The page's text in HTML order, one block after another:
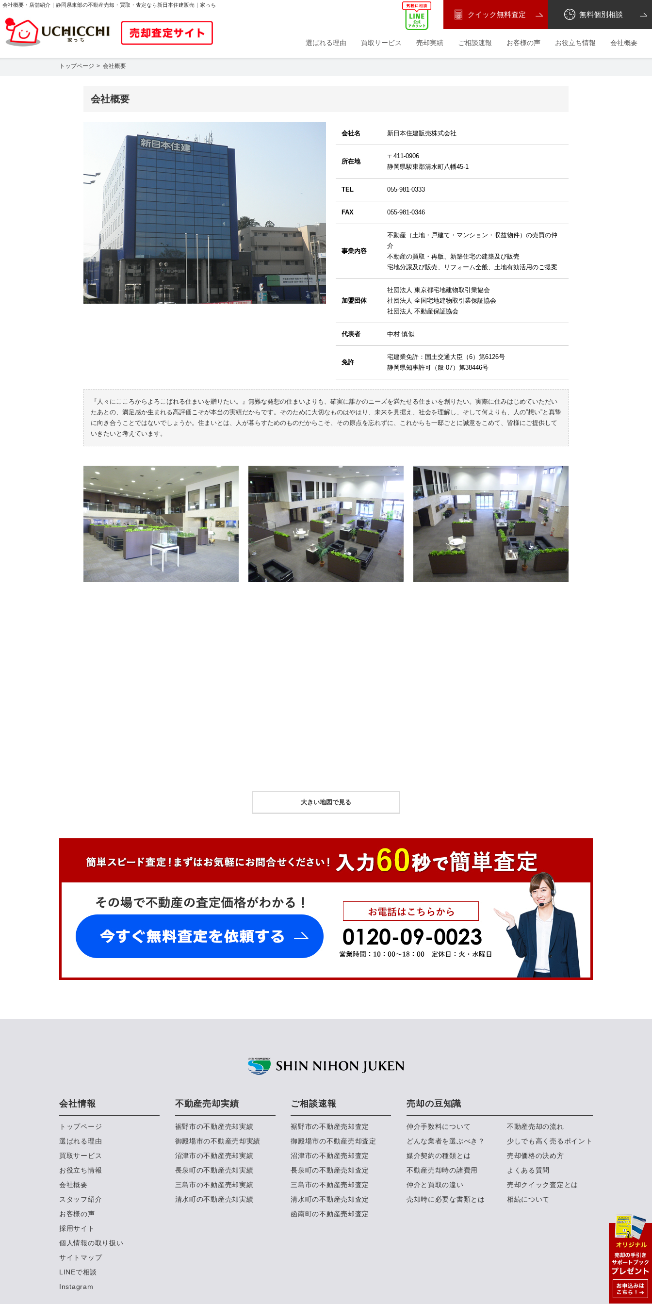
会社概要・店舗紹介｜静岡県東部の不動産売却・買取・査定なら新日本住建販売｜家っち
クイック無料査定 無料個別相談
選ばれる理由 買取サービス 売却実績 ご相談速報 お客様の声 お役立ち情報 会社概要
トップページ 会社概要
会社概要
会社名 新日本住建販売株式会社
所在地
〒411-0906
静岡県駿東郡清水町八幡45-1
TEL 055-981-0333
FAX 055-981-0346
事業内容
不動産（土地・戸建て・マンション・収益物件）の売買の仲
介
不動産の買取・再版、新築住宅の建築及び販売
宅地分譲及び販売、リフォーム全般、土地有効活用のご提案
加盟団体
社団法人 東京都宅地建物取引業協会
社団法人 全国宅地建物取引業保証協会
社団法人 不動産保証協会
代表者 中村 慎似
免許
宅建業免許：国土交通大臣（6）第6126号
静岡県知事許可（般-07）第38446号
『人々にこころからよろこばれる住まいを贈りたい。』無難な発想の住まいよりも、確実に誰かのニーズを満たせる住まいを創りたい。実際に住みはじめていただい
たあとの、満足感か生まれる高評価こそが本当の実績だからです。そのために大切なものはやはり、未来を見据え、社会を理解し、そして何よりも、人の”想い”と真摯
に向き合うことではないでしょうか。住まいとは、人が暮らすためのものだからこそ、その原点を忘れずに、これからも一邸ごとに誠意をこめて、皆様にご提供して
いきたいと考えています。
大きい地図で見る
会社情報
トップページ
選ばれる理由
買取サービス
お役立ち情報
会社概要
スタッフ紹介
お客様の声
採用サイト
個人情報の取り扱い
サイトマップ
LINEで相談
Instagram
不動産売却実績
裾野市の不動産売却実績
御殿場市の不動産売却実績
沼津市の不動産売却実績
長泉町の不動産売却実績
三島市の不動産売却実績
清水町の不動産売却実績
ご相談速報
裾野市の不動産売却査定
御殿場市の不動産売却査定
沼津市の不動産売却査定
長泉町の不動産売却査定
三島市の不動産売却査定
清水町の不動産売却査定
函南町の不動産売却査定
売却の豆知識
仲介手数料について
どんな業者を選ぶべき？
媒介契約の種類とは
不動産売却時の諸費用
仲介と買取の違い
売却時に必要な書類とは
不動産売却の流れ
少しでも高く売るポイント
売却価格の決め方
よくある質問
売却クイック査定とは
相続について